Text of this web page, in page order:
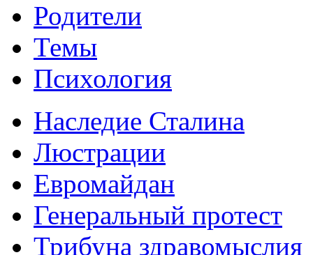
Родители
Темы
Психология
Наследие Сталина
Люстрации
Евромайдан
Генеральный протест
Трибуна здравомыслия